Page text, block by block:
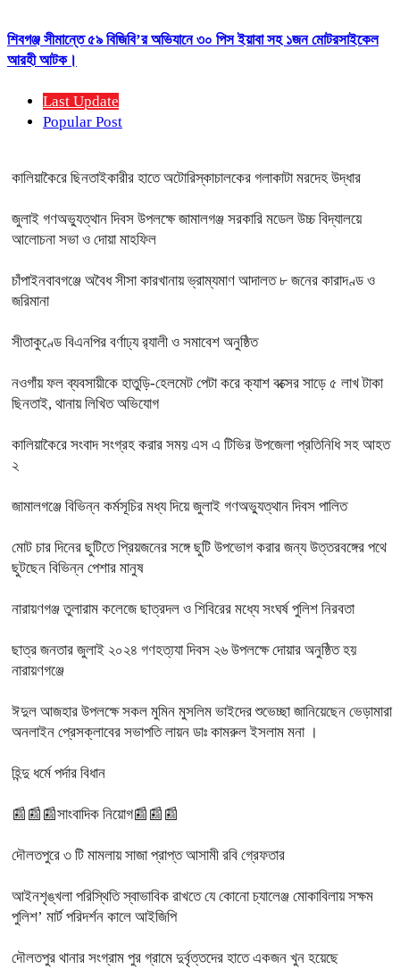
শিবগঞ্জ সীমান্তে ৫৯ বিজিবি’র অভিযানে ৩০ পিস ইয়াবা সহ ১জন মোটরসাইকেল
আরহী আটক।
Last Update
Popular Post
কালিয়াকৈরে ছিনতাইকারীর হাতে অটোরিস্কাচালকের গলাকাটা মরদেহ উদ্ধার
জুলাই গণঅভ্যুত্থান দিবস উপলক্ষে জামালগঞ্জ সরকারি মডেল উচ্চ বিদ্যালয়ে
আলোচনা সভা ও দোয়া মাহফিল
চাঁপাইনবাবগঞ্জে অবৈধ সীসা কারখানায় ভ্রাম্যমাণ আদালত ৮ জনের কারাদণ্ড ও
জরিমানা
সীতাকুণ্ডে বিএনপির বর্ণাঢ্য র‍্যালী ও সমাবেশ অনুষ্ঠিত
নওগাঁয় ফল ব্যবসায়ীকে হাতুড়ি-হেলমেট পেটা করে ক্যাশ বক্সের সাড়ে ৫ লাখ টাকা
ছিনতাই, থানায় লিখিত অভিযোগ
কালিয়াকৈরে সংবাদ সংগ্রহ করার সময় এস এ টিভির উপজেলা প্রতিনিধি সহ আহত
২
জামালগঞ্জে বিভিন্ন কর্মসূচির মধ্য দিয়ে জুলাই গণঅভ্যুত্থান দিবস পালিত
মোট চার দিনের ছুটিতে প্রিয়জনের সঙ্গে ছুটি উপভোগ করার জন্য উত্তরবঙ্গের পথে
ছুটছেন বিভিন্ন পেশার মানুষ
নারায়ণগঞ্জ তুলারাম কলেজে ছাত্রদল ও শিবিরের মধ্যে সংঘর্ষ পুলিশ নিরবতা
ছাত্র জনতার জুলাই ২০২৪ গণহত্য্যা দিবস ২৬ উপলক্ষে দোয়ার অনুষ্ঠিত হয়
নারায়ণগঞ্জে
ঈদুল আজহার উপলক্ষে সকল মুমিন মুসলিম ভাইদের শুভেচ্ছা জানিয়েছেন ভেড়ামারা
অনলাইন প্রেসক্লাবের সভাপতি লায়ন ডাঃ কামরুল ইসলাম মনা ।
হিন্দু ধর্মে পর্দার বিধান
📰📰📰সাংবাদিক নিয়োগ📰📰📰
দৌলতপুরে ৩ টি মামলায় সাজা প্রাপ্ত আসামী রবি গ্রেফতার
আইনশৃঙ্খলা পরিস্থিতি স্বাভাবিক রাখতে যে কোনো চ্যালেঞ্জ মোকাবিলায় সক্ষম
পুলিশ’ মার্ট পরিদর্শন কালে আইজিপি
দৌলতপুর থানার সংগ্রাম পুর গ্রামে দুর্বৃত্তদের হাতে একজন খুন হয়েছে